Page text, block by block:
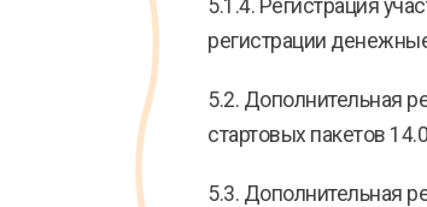
5.1.4. Регистрация
регистрации
5.2. Дополнительная
стартовых пакетов
5.3. Дополнительная